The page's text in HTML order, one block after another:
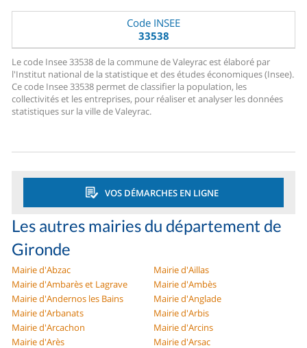
Code INSEE
33538
Le code Insee 33538 de la commune de Valeyrac est élaboré par
l'Institut national de la statistique et des études économiques (Insee).
Ce code Insee 33538 permet de classifier la population, les
collectivités et les entreprises, pour réaliser et analyser les données
statistiques sur la ville de Valeyrac.
VOS DÉMARCHES EN LIGNE
Les autres mairies du département de
Gironde
Mairie d'Abzac
Mairie d'Aillas
Mairie d'Ambarès et Lagrave
Mairie d'Ambès
Mairie d'Andernos les Bains
Mairie d'Anglade
Mairie d'Arbanats
Mairie d'Arbis
Mairie d'Arcachon
Mairie d'Arcins
Mairie d'Arès
Mairie d'Arsac